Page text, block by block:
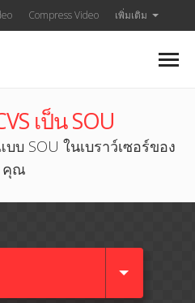
Compress Video เพิ่มเติม
เป็น SOU
บบ SOU ในเบราว์เซอร์ของ
คุณ